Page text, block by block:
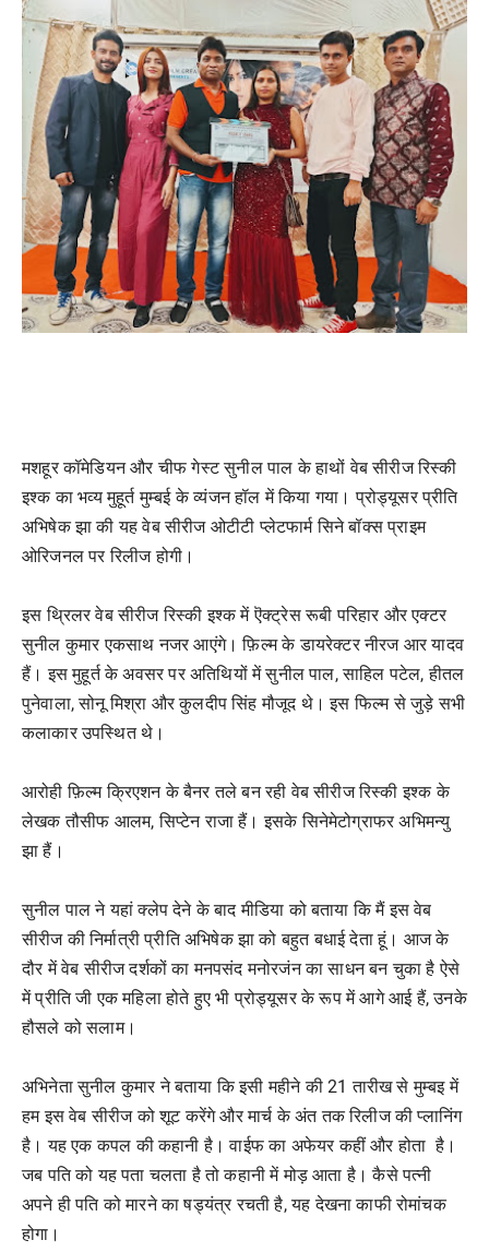
मशहूर कॉमेडियन और चीफ गेस्ट सुनील पाल के हाथों वेब सीरीज रिस्की
इश्क का भव्य मुहूर्त मुम्बई के व्यंजन हॉल में किया गया। प्रोड्यूसर प्रीति
अभिषेक झा की यह वेब सीरीज ओटीटी प्लेटफार्म सिने बॉक्स प्राइम
ओरिजनल पर रिलीज होगी।
इस थ्रिलर वेब सीरीज रिस्की इश्क में ऎक्ट्रेस रूबी परिहार और एक्टर
सुनील कुमार एकसाथ नजर आएंगे। फ़िल्म के डायरेक्टर नीरज आर यादव
हैं। इस मुहूर्त के अवसर पर अतिथियों में सुनील पाल, साहिल पटेल, हीतल
पुनेवाला, सोनू मिश्रा और कुलदीप सिंह मौजूद थे। इस फिल्म से जुड़े सभी
कलाकार उपस्थित थे।
आरोही फ़िल्म क्रिएशन के बैनर तले बन रही वेब सीरीज रिस्की इश्क के
लेखक तौसीफ आलम, सिप्टेन राजा हैं। इसके सिनेमेटोग्राफर अभिमन्यु
झा हैं।
सुनील पाल ने यहां क्लेप देने के बाद मीडिया को बताया कि मैं इस वेब
सीरीज की निर्मात्री प्रीति अभिषेक झा को बहुत बधाई देता हूं। आज के
दौर में वेब सीरीज दर्शकों का मनपसंद मनोरजंन का साधन बन चुका है ऐसे
में प्रीति जी एक महिला होते हुए भी प्रोड्यूसर के रूप में आगे आई हैं, उनके
हौसले को सलाम।
अभिनेता सुनील कुमार ने बताया कि इसी महीने की 21 तारीख से मुम्बइ में
हम इस वेब सीरीज को शूट करेंगे और मार्च के अंत तक रिलीज की प्लानिंग
है। यह एक कपल की कहानी है। वाईफ का अफेयर कहीं और होता है।
जब पति को यह पता चलता है तो कहानी में मोड़ आता है। कैसे पत्नी
अपने ही पति को मारने का षड्यंत्र रचती है, यह देखना काफी रोमांचक
होगा।